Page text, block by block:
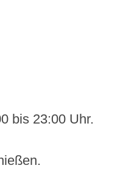
bis 23:00 Uhr.